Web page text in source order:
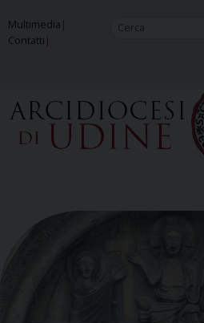
to
content
Multimedia
Contatti